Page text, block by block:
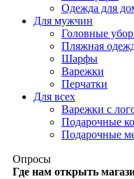
Одежда для
Для мужчин
Головные
Пляжная
Шарфы
Варежки
Перчатки
Для всех
Варежки с
Подарочные
Подарочные
Опросы
Где нам открыть